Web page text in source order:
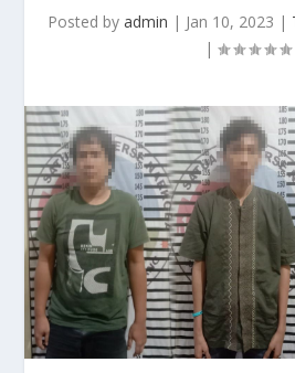
Posted by admin | Jan 10, 2023 |
|